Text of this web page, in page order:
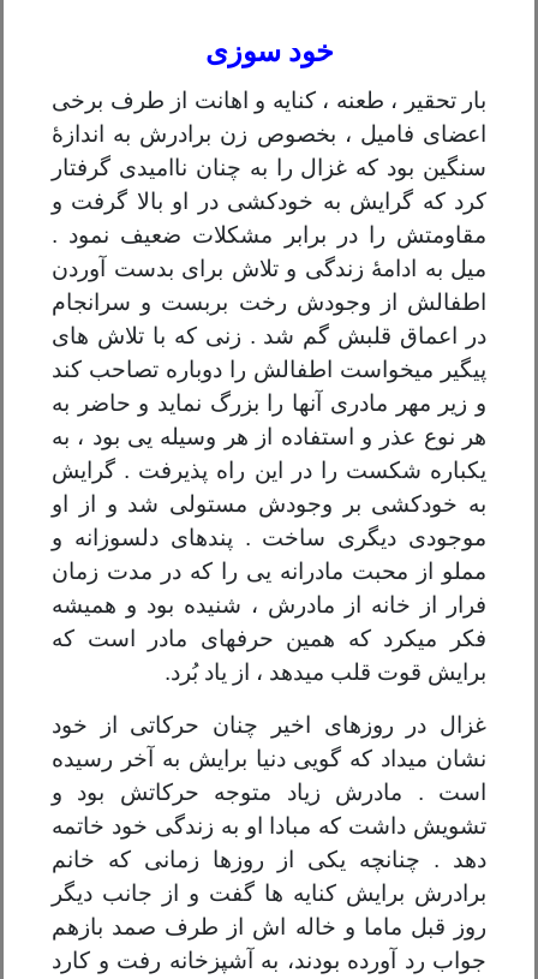
خود سوزی
بار تحقیر ، طعنه ، کنایه و اهانت از طرف برخی
اعضای فامیل ، بخصوص زن برادرش به اندازۀ
سنگین بود که غزال را به چنان ناامیدی گرفتار
کرد که گرایش به خودکشی در او بالا گرفت و
مقاومتش را در برابر مشکلات ضعیف نمود .
میل به ادامۀ زندگی و تلاش برای بدست آوردن
اطفالش از وجودش رخت بربست و سرانجام
در اعماق قلبش گم شد . زنی که با تلاش های
پیگیر میخواست اطفالش را دوباره تصاحب کند
و زیر مهر مادری آنها را بزرگ نماید و حاضر به
هر نوع عذر و استفاده از هر وسیله یی بود ، به
یکباره شکست را در این راه پذیرفت . گرایش
به خودکشی بر وجودش مستولی شد و از او
موجودی دیگری ساخت . پندهای دلسوزانه و
مملو از محبت مادرانه یی را که در مدت زمان
فرار از خانه از مادرش ، شنیده بود و همیشه
فکر میکرد که همین حرفهای مادر است که
برایش قوت قلب میدهد ، از یاد بُرد.
غزال در روزهای اخیر چنان حرکاتی از خود
نشان میداد که گویی دنیا برایش به آخر رسیده
است . مادرش زیاد متوجه حرکاتش بود و
تشویش داشت که مبادا او به زندگی خود خاتمه
دهد . چنانچه یکی از روزها زمانی که خانم
برادرش برایش کنایه ها گفت و از جانب دیگر
روز قبل ماما و خاله اش از طرف صمد بازهم
جواب رد آورده بودند، به آشپزخانه رفت و کارد